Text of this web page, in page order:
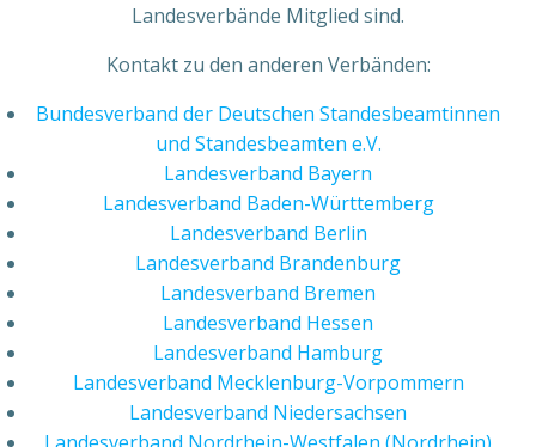
Landesverbände Mitglied sind.
Kontakt zu den anderen Verbänden:
Bundesverband der Deutschen Standesbeamtinnen
und Standesbeamten e.V.
Landesverband Bayern
Landesverband Baden-Württemberg
Landesverband Berlin
Landesverband Brandenburg
Landesverband Bremen
Landesverband Hessen
Landesverband Hamburg
Landesverband Mecklenburg-Vorpommern
Landesverband Niedersachsen